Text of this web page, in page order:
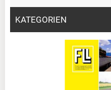
KATEGORIEN